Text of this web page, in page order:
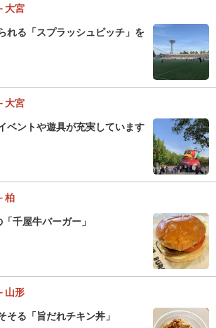
大宮
れる「スプラッシュピッチ」を
大宮
ベントや遊具が充実しています
柏
「千屋牛バーガー」
山形
そる「旨だれチキン丼」